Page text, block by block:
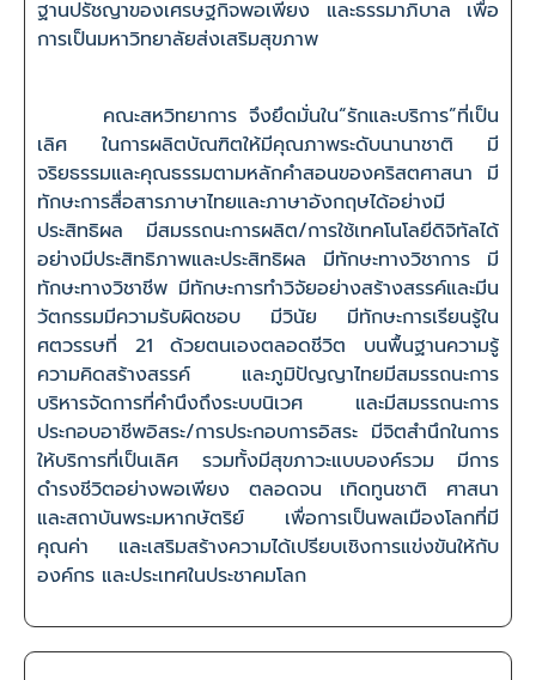
ฐานปรัชญาของเศรษฐกิจพอเพียง และธรรมาภิบาล เพื่อ
การเป็นมหาวิทยาลัยส่งเสริมสุขภาพ
คณะสหวิทยาการ จึงยึดมั่นใน“รักและบริการ”ที่เป็น
เลิศ ในการผลิตบัณฑิตให้มีคุณภาพระดับนานาชาติ มี
จริยธรรมและคุณธรรมตามหลักคำสอนของคริสตศาสนา มี
ทักษะการสื่อสารภาษาไทยและภาษาอังกฤษได้อย่างมี
ประสิทธิผล มีสมรรถนะการผลิต/การใช้เทคโนโลยีดิจิทัลได้
อย่างมีประสิทธิภาพและประสิทธิผล มีทักษะทางวิชาการ มี
ทักษะทางวิชาชีพ มีทักษะการทำวิจัยอย่างสร้างสรรค์และมีน
วัตกรรมมีความรับผิดชอบ มีวินัย มีทักษะการเรียนรู้ใน
ศตวรรษที่ 21 ด้วยตนเองตลอดชีวิต บนพื้นฐานความรู้
ความคิดสร้างสรรค์ และภูมิปัญญาไทยมีสมรรถนะการ
บริหารจัดการที่คำนึงถึงระบบนิเวศ และมีสมรรถนะการ
ประกอบอาชีพอิสระ/การประกอบการอิสระ มีจิตสำนึกในการ
ให้บริการที่เป็นเลิศ รวมทั้งมีสุขภาวะแบบองค์รวม มีการ
ดำรงชีวิตอย่างพอเพียง ตลอดจน เทิดทูนชาติ ศาสนา
และสถาบันพระมหากษัตริย์ เพื่อการเป็นพลเมืองโลกที่มี
คุณค่า และเสริมสร้างความได้เปรียบเชิงการแข่งขันให้กับ
องค์กร และประเทศในประชาคมโลก